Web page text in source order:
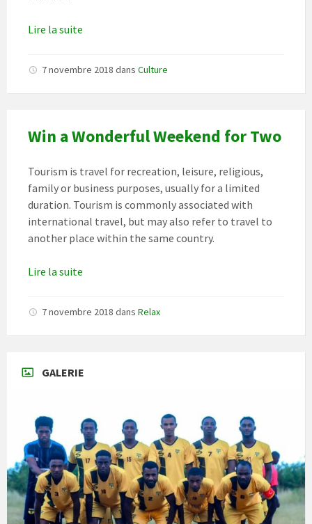
Lire la suite
7 novembre 2018 dans Culture
Win a Wonderful Weekend for Two
Tourism is travel for recreation, leisure, religious,
family or business purposes, usually for a limited
duration. Tourism is commonly associated with
international travel, but may also refer to travel to
another place within the same country.
Lire la suite
7 novembre 2018 dans Relax
GALERIE